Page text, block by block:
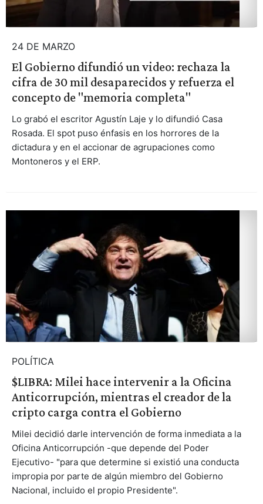
24 DE MARZO
El Gobierno difundió un video: rechaza la
cifra de 30 mil desaparecidos y refuerza el
concepto de "memoria completa"
Lo grabó el escritor Agustín Laje y lo difundió Casa
Rosada. El spot puso énfasis en los horrores de la
dictadura y en el accionar de agrupaciones como
Montoneros y el ERP.
POLÍTICA
$LIBRA: Milei hace intervenir a la Oficina
Anticorrupción, mientras el creador de la
cripto carga contra el Gobierno
Milei decidió darle intervención de forma inmediata a la
Oficina Anticorrupción -que depende del Poder
Ejecutivo- "para que determine si existió una conducta
impropia por parte de algún miembro del Gobierno
Nacional, incluido el propio Presidente".